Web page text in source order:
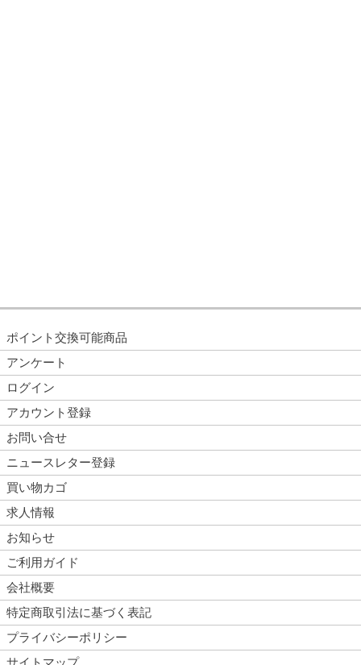
ポイント交換可能商品
アンケート
ログイン
アカウント登録
お問い合せ
ニュースレター登録
買い物カゴ
求人情報
お知らせ
ご利用ガイド
会社概要
特定商取引法に基づく表記
プライバシーポリシー
サイトマップ